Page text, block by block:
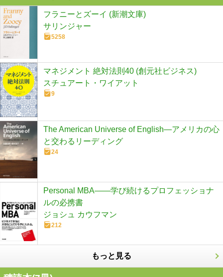
フラニーとズーイ (新潮文庫)
サリンジャー
5258
マネジメント 絶対法則40 (創元社ビジネス)
スチュアート・ワイアット
9
The American Universe of English―アメリカの心
と交わるリーディング
24
Personal MBA――学び続けるプロフェッショナ
ルの必携書
ジョシュ カウフマン
212
もっと見る